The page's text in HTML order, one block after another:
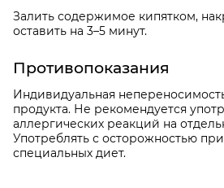
Залить содержимое кипятком,
оставить на 3–5 минут.
Противопоказания
Индивидуальная
продукта. Не рекомендуется
аллергических реакций на
Употреблять с осторожностью
специальных диет.